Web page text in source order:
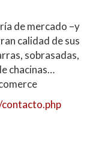
de mercado –y
calidad de sus
sobrasadas,
chacinas…